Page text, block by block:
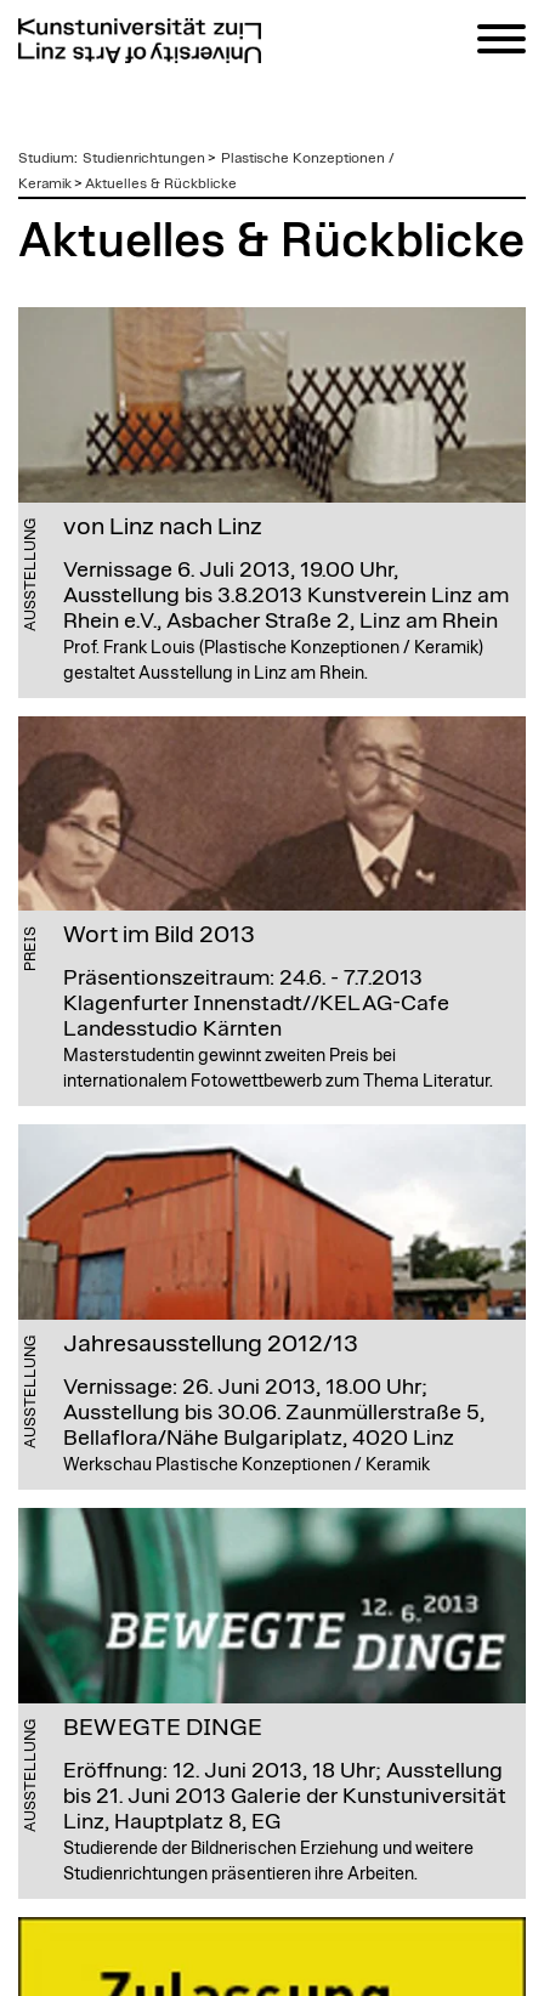
zum
Inhalt
Studium: Studienrichtungen > Plastische Konzeptionen /
Keramik> Aktuelles & Rückblicke
Aktuelles & Rückblicke
AUSSTELLUNG von Linz nach Linz
Vernissage 6. Juli 2013, 19.00 Uhr,
Ausstellung bis 3.8.2013 Kunstverein Linz am
Rhein e.V., Asbacher Straße 2, Linz am Rhein
Prof. Frank Louis (Plastische Konzeptionen / Keramik)
gestaltet Ausstellung in Linz am Rhein.
PREIS Wort im Bild 2013
Präsentionszeitraum: 24.6. - 7.7.2013
Klagenfurter Innenstadt//KELAG-Cafe
Landesstudio Kärnten
Masterstudentin gewinnt zweiten Preis bei
internationalem Fotowettbewerb zum Thema Literatur.
AUSSTELLUNG Jahresausstellung 2012/13
Vernissage: 26. Juni 2013, 18.00 Uhr;
Ausstellung bis 30.06. Zaunmüllerstraße 5,
Bellaflora/Nähe Bulgariplatz, 4020 Linz
Werkschau Plastische Konzeptionen / Keramik
AUSSTELLUNG BEWEGTE DINGE
Eröffnung: 12. Juni 2013, 18 Uhr; Ausstellung
bis 21. Juni 2013 Galerie der Kunstuniversität
Linz, Hauptplatz 8, EG
Studierende der Bildnerischen Erziehung und weitere
Studienrichtungen präsentieren ihre Arbeiten.